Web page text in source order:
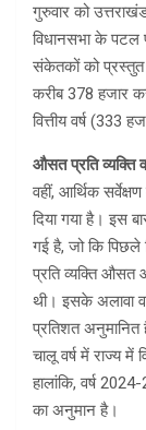
गुरुवार को
विधानसभा के पटल
संकेतकों को प्रस्तुत
करीब 378 हजार
वित्तीय वर्ष (333
औसत प्रति व्यक्ति
वहीं, आर्थिक
दिया गया है। इस
गई है, जो कि पिछले
प्रति व्यक्ति औसत
थी। इसके अलावा
प्रतिशत अनुमानित
चालू वर्ष में राज्य
हालांकि, वर्ष
का अनुमान है।